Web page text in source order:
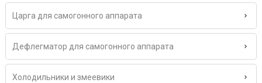
Царга для самогонного аппарата
Дефлегматор для самогонного аппарата
Холодильники и змеевики